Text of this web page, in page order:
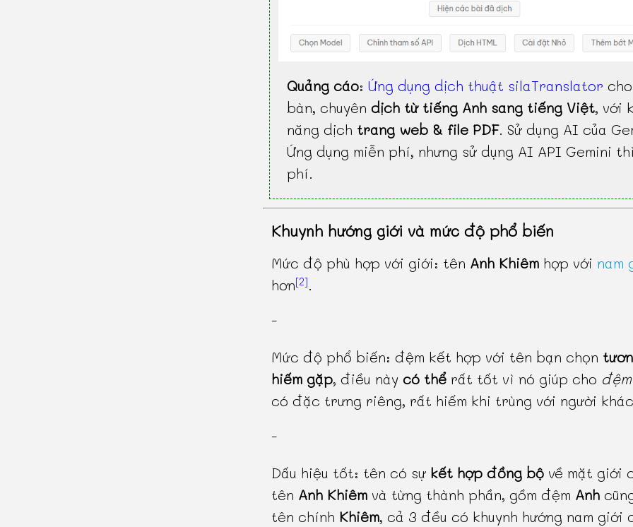
Quảng cáo: Ứng dụng dịch thuật silaTranslator
bàn, chuyên dịch từ tiếng Anh sang tiếng Việt, với
năng dịch trang web & file PDF. Sử dụng AI của
Ứng dụng miễn phí, nhưng sử dụng AI API Gemini
phí.
Khuynh hướng giới và mức độ phổ biến
Mức độ phù hợp với giới: tên Anh Khiêm hợp với nam
hơn[2].
-
Mức độ phổ biến: đệm kết hợp với tên bạn chọn
hiếm gặp, điều này có thể rất tốt vì nó giúp cho
có đặc trưng riêng, rất hiếm khi trùng với người
-
Dấu hiệu tốt: tên có sự kết hợp đồng bộ về mặt giới
tên Anh Khiêm và từng thành phần, gồm đệm Anh
tên chính Khiêm, cả 3 đều có khuynh hướng nam giới